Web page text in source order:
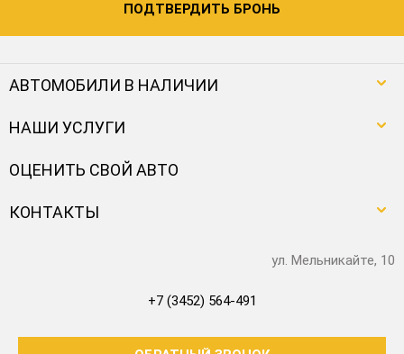
ПОДТВЕРДИТЬ БРОНЬ
АВТОМОБИЛИ В НАЛИЧИИ
НАШИ УСЛУГИ
ОЦЕНИТЬ СВОЙ АВТО
КОНТАКТЫ
ул. Мельникайте, 10
+7 (3452) 564-491